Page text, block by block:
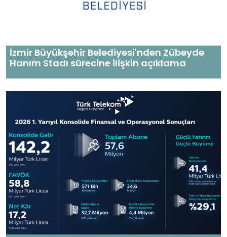
İzmir Büyükşehir Belediyesi'nden Zübeyde
Hanım Stadı sürecine ilişkin açıklama